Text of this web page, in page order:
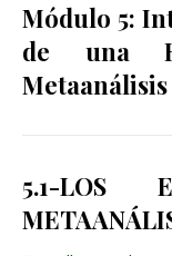
Módulo 5:
de una
5.1-LOS